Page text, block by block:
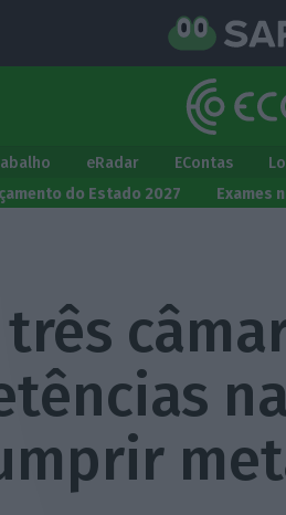
eRadar EContas
do Estado 2027 Exames
na